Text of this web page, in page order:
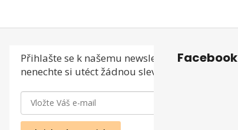
Přihlašte se k našemu newsletteru a
nenechte si utéct žádnou slevu ani akci!
Facebook